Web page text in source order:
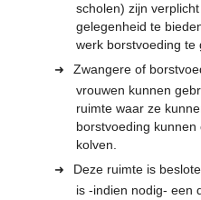
scholen) zijn
gelegenheid te
werk borstvoeding te
Zwangere of
vrouwen kunnen
ruimte waar ze
borstvoeding kunnen
kolven.
Deze ruimte is
is -indien nodig- een